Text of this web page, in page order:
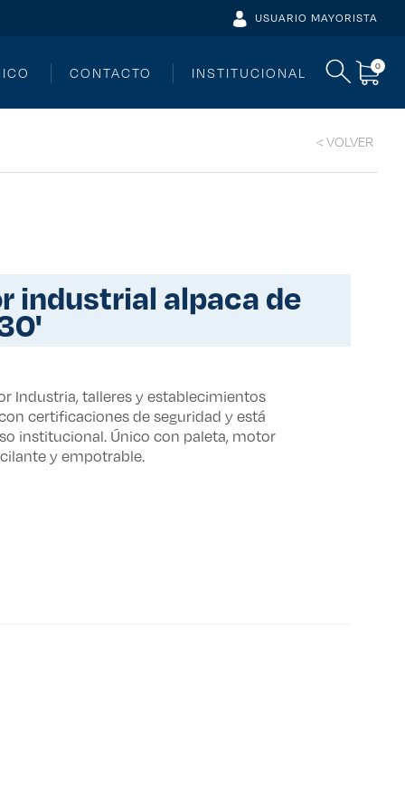
USUARIO MAYORISTA
0
CONTACTO INSTITUCIONAL
< VOLVER
Industria, talleres y establecimientos
certificaciones de seguridad y está
institucional. Único con paleta, motor
y empotrable.